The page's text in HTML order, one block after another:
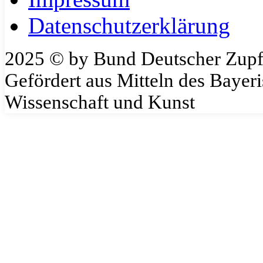
Datenschutzerklärung
2025 © by Bund Deutscher
Gefördert aus Mitteln des
Wissenschaft und Kunst